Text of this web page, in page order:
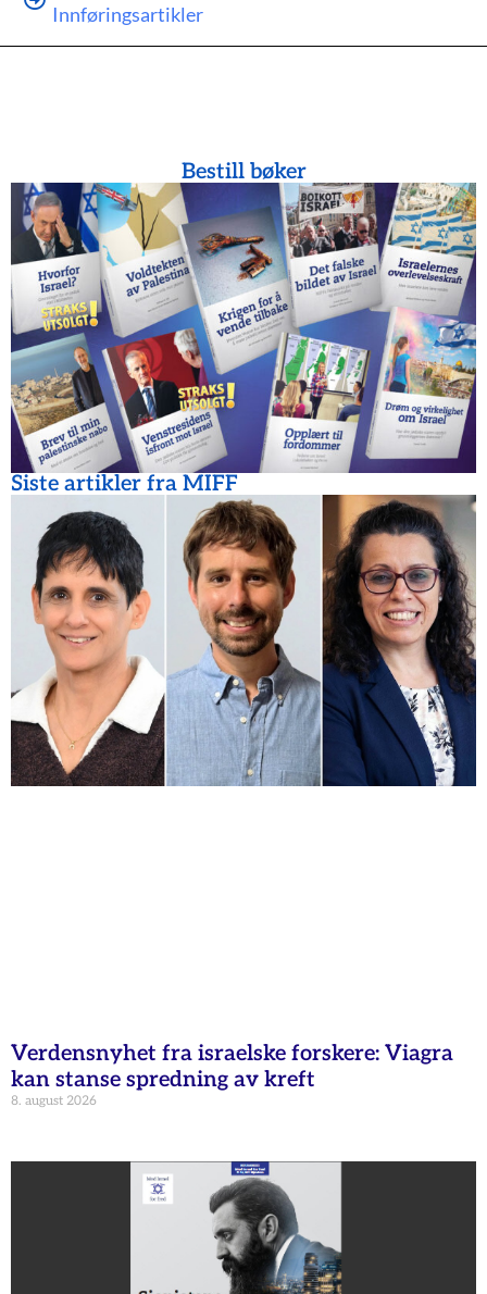
Innføringsartikler
Bestill bøker
Siste artikler fra MIFF
Verdensnyhet fra israelske forskere: Viagra
kan stanse spredning av kreft
8. august 2026